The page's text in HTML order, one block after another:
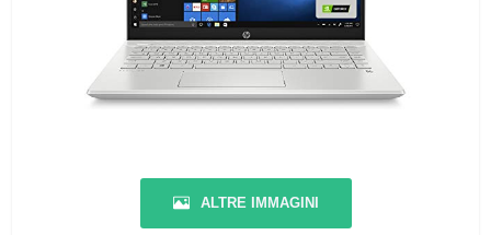
ALTRE IMMAGINI